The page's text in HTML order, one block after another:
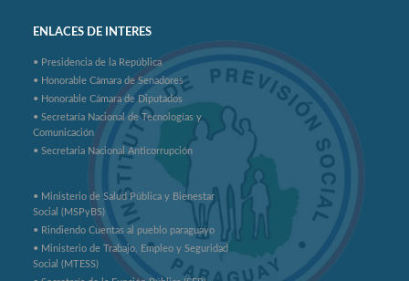
ENLACES DE INTERES
• Presidencia de la República
• Honorable Cámara de Senadores
• Honorable Cámara de Diputados
• Secretaría Nacional de Tecnologías y
Comunicación
• Secretaria Nacional Anticorrupción
• Ministerio de Salud Pública y Bienestar
Social (MSPyBS)
• Rindiendo Cuentas al pueblo paraguayo
• Ministerio de Trabajo, Empleo y Seguridad
Social (MTESS)